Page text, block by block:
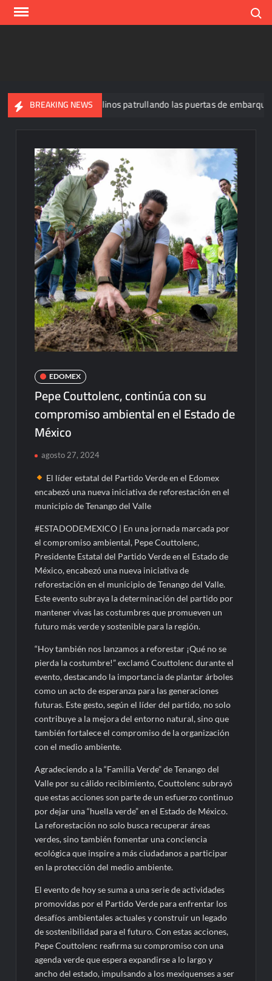
Skip
BREAKING NEWS
y tiene a tres felinos patrullando las puertas de embarque
EDOMEX
Pepe Couttolenc, continúa con su
compromiso ambiental en el Estado de
México
agosto 27, 2024
El líder estatal del Partido Verde en el Edomex
encabezó una nueva iniciativa de reforestación en el
municipio de Tenango del Valle
#ESTADODEMEXICO | En una jornada marcada por
el compromiso ambiental, Pepe Couttolenc,
Presidente Estatal del Partido Verde en el Estado de
México, encabezó una nueva iniciativa de
reforestación en el municipio de Tenango del Valle.
Este evento subraya la determinación del partido por
mantener vivas las costumbres que promueven un
futuro más verde y sostenible para la región.
“Hoy también nos lanzamos a reforestar ¡Qué no se
pierda la costumbre!” exclamó Couttolenc durante el
evento, destacando la importancia de plantar árboles
como un acto de esperanza para las generaciones
futuras. Este gesto, según el líder del partido, no solo
contribuye a la mejora del entorno natural, sino que
también fortalece el compromiso de la organización
con el medio ambiente.
Agradeciendo a la “Familia Verde” de Tenango del
Valle por su cálido recibimiento, Couttolenc subrayó
que estas acciones son parte de un esfuerzo continuo
por dejar una “huella verde” en el Estado de México.
La reforestación no solo busca recuperar áreas
verdes, sino también fomentar una conciencia
ecológica que inspire a más ciudadanos a participar
en la protección del medio ambiente.
El evento de hoy se suma a una serie de actividades
promovidas por el Partido Verde para enfrentar los
desafíos ambientales actuales y construir un legado
de sostenibilidad para el futuro. Con estas acciones,
Pepe Couttolenc reafirma su compromiso con una
agenda verde que espera expandirse a lo largo y
ancho del estado, impulsando a los mexiquenses a ser